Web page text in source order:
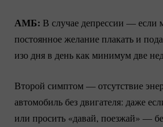
АМБ: В случае депрессии —
постоянное желание плакать и
изо дня в день как минимум две
Второй симптом — отсутствие
автомобиль без двигателя: даже
или просить «давай, поезжай» —